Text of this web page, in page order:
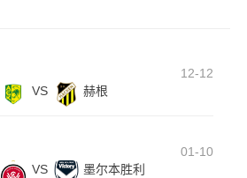
12-12
VS 赫根
01-10
VS 墨尔本胜利